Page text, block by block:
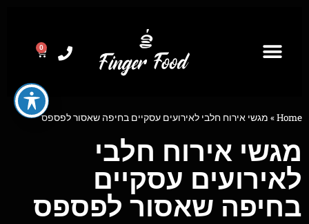
0
Home
» מגשי אירוח חלבי לאירועים עסקיים בחיפה שאסור לפספס
מגשי אירוח חלבי
לאירועים עסקיים
בחיפה שאסור לפספס